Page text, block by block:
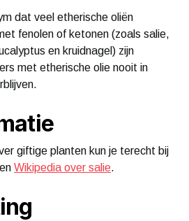
dat veel etherische oliën
fenolen of ketonen (zoals salie,
en kruidnagel) zijn
met etherische olie nooit in
giftige planten kun je terecht bij
en Wikipedia over salie.